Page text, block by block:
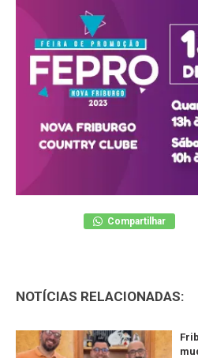
Compartilhar
NOTÍCIAS RELACIONADAS: